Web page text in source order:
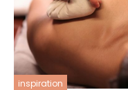
inspiration